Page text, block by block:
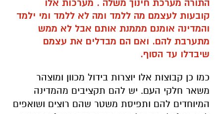
התורה מערכת חינוך משלה . מערכות אלו
קובעות לעצמם מה ללמד ומה לא ללמד ומי ילמד
והמדינה אומנם מממנת אותם אבל לא ממש
מתערבת להם. ואם הם מבדלים את עצמם
שיבדלו עד הסוף.
כמו כן קבוצות אלו יוצרות בידול מכוון ומוצהר
משאר חלקי העם. יש להם תקציבים מהמדינה
המיוחדים להם ותפיסת משטר שהם רוצים ושואפים